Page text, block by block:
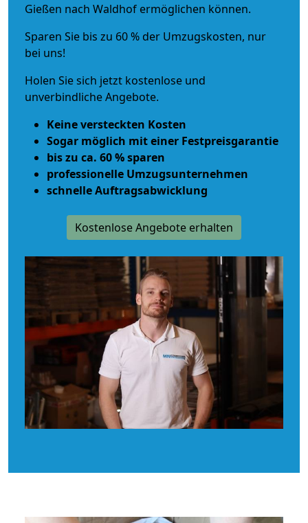
Gießen nach Waldhof ermöglichen können.
Sparen Sie bis zu 60 % der Umzugskosten, nur
bei uns!
Holen Sie sich jetzt kostenlose und
unverbindliche Angebote.
Keine versteckten Kosten
Sogar möglich mit einer Festpreisgarantie
bis zu ca. 60 % sparen
professionelle Umzugsunternehmen
schnelle Auftragsabwicklung
Kostenlose Angebote erhalten